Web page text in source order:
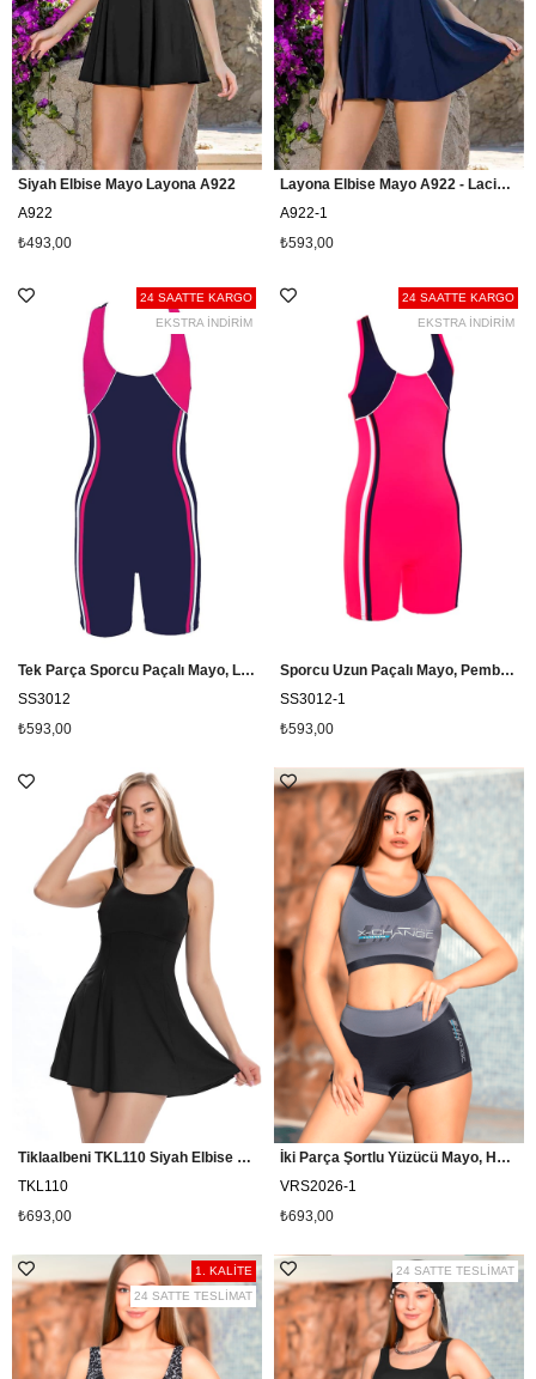
Siyah Elbise Mayo Layona A922
A922
₺493,00
Layona Elbise Mayo A922 - Lacivert
A922-1
₺593,00
Tek Parça Sporcu Paçalı Mayo, Lacivert Kız Çocuk Şortlu Yüzücü Mayo SS3012
SS3012
₺593,00
24 SAATTE KARGO
EKSTRA İNDİRİM
Sporcu Uzun Paçalı Mayo, Pembe Kız Çocuk Uzun Şortlu Yüzücü Mayo SS3012
SS3012-1
₺593,00
24 SAATTE KARGO
EKSTRA İNDİRİM
Tiklaalbeni TKL110 Siyah Elbise Mayo
TKL110
₺693,00
İki Parça Şortlu Yüzücü Mayo, Havuz Mayosu
VRS2026-1
₺693,00
1. KALİTE
24 SATTE TESLİMAT
24 SATTE TESLİMAT